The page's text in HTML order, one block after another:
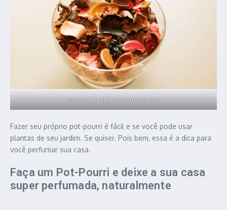
Pot-pourri para perfumar a casa
Fazer seu próprio pot-pourri é fácil e se você pode usar
plantas de seu jardim. Se quiser. Pois bem, essa é a dica para
você perfumar sua casa.
Faça um Pot-Pourri e deixe a sua casa
super perfumada, naturalmente